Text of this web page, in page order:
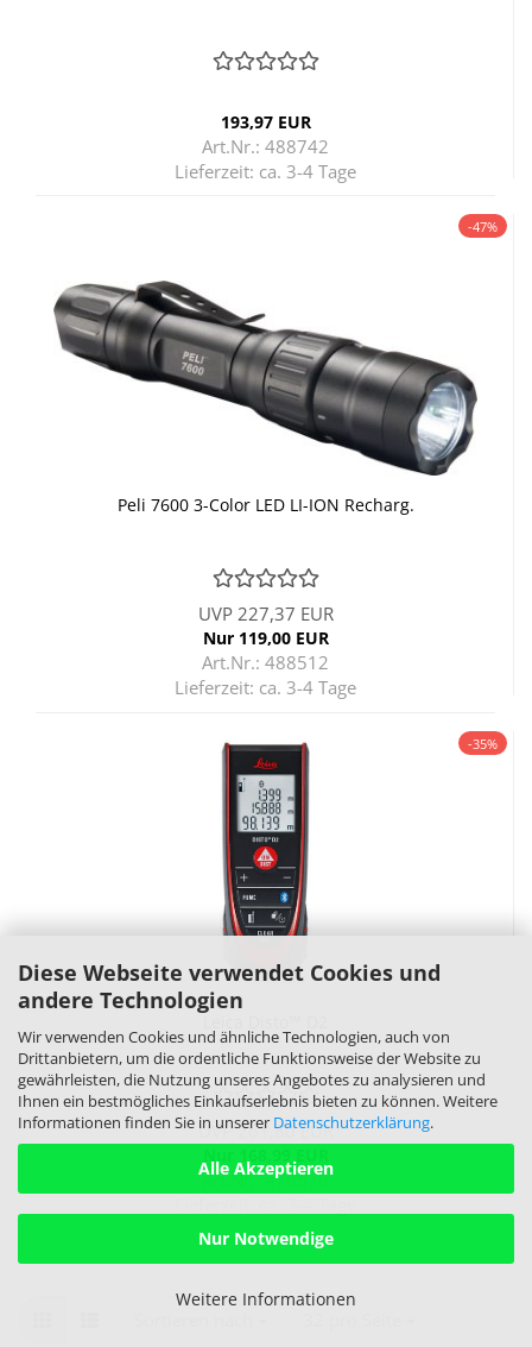
Diese Webseite verwendet Cookies und
andere Technologien
Wir verwenden Cookies und ähnliche Technologien, auch von
Drittanbietern, um die ordentliche Funktionsweise der Website zu
gewährleisten, die Nutzung unseres Angebotes zu analysieren und
Ihnen ein bestmögliches Einkaufserlebnis bieten zu können. Weitere
Informationen finden Sie in unserer Datenschutzerklärung.
Alle Akzeptieren
Nur Notwendige
Weitere Informationen
193,97 EUR
Art.Nr.: 488742
Lieferzeit: ca. 3-4 Tage
-47%
Peli 7600 3-​Color LED LI-​ION Rech­arg.
UVP 227,37 EUR
Nur 119,00 EUR
Art.Nr.: 488512
Lieferzeit: ca. 3-4 Tage
-35%
UVP 261,80 EUR
Art.Nr.: 470570